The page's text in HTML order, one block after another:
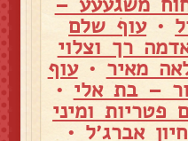
•עוף שלם
רך וצלוי
מאיר •עוף
– בת אלי •
צלי מס' 5 עם פטריות ומיני
אברג׳ל •